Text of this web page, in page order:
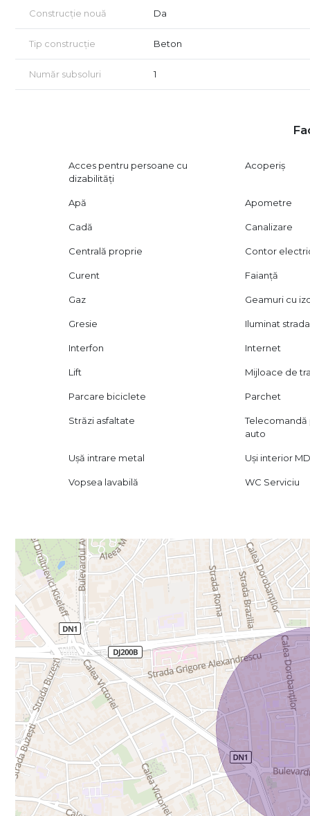
Civil.Construcție nouă Da
Tip construcție Beton
Număr subsoluri 1
Acces pentru persoane cu
dizabilități
Acoperiș
Apă Apometre
Cadă Canalizare
Centrală proprie Contor
Curent Faianță
Gaz Geamuri cu
Gresie Iluminat
Interfon Internet
Lift Mijloace de
Parcare biciclete Parchet
Străzi asfaltate
auto
Ușă intrare metal Uși interior
Vopsea lavabilă WC Serviciu